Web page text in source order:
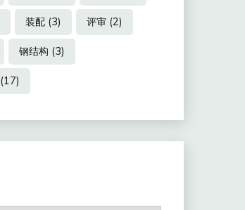
装配(3) 评审(2)
钢结构 (3)
(17)